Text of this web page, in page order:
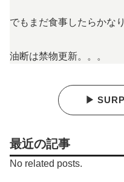
でもまだ食事したらかな
油断は禁物更新。。。
▶
最近の記事
No related posts.